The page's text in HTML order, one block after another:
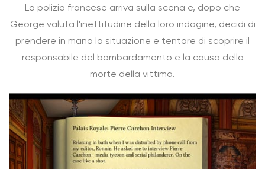
La polizia francese arriva sulla scena e, dopo che
George valuta l'inettitudine della loro indagine, decidi di
prendere in mano la situazione e tentare di scoprire il
responsabile del bombardamento e la causa della
morte della vittima.